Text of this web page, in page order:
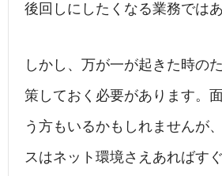
後回しにしたくなる業務では
しかし、万が一が起きた時の
策しておく必要があります。
う方もいるかもしれませんが
スはネット環境さえあればす